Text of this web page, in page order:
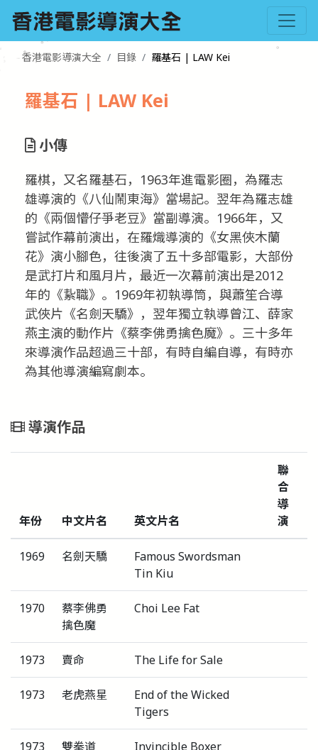
香港電影導演大全 目錄 羅基石 | LAW Kei
羅基石 | LAW Kei
小傳
羅棋，又名羅基石，1963年進電影圈，為羅志
雄導演的《八仙鬧東海》當場記。翌年為羅志雄
的《兩個懵仔爭老豆》當副導演。1966年，又
嘗試作幕前演出，在羅熾導演的《女黑俠木蘭
花》演小腳色，往後演了五十多部電影，大部份
是武打片和風月片，最近一次幕前演出是2012
年的《紥職》。1969年初執導筒，與蕭笙合導
武俠片《名劍天驕》，翌年獨立執導曾江、薛家
燕主演的動作片《蔡李佛勇擒色魔》。三十多年
來導演作品超過三十部，有時自編自導，有時亦
為其他導演編寫劇本。
導演作品
年份 中文片名 英文片名
聯
合
導
演
1969 名劍天驕
Famous Swordsman
Tin Kiu
1970
蔡李佛勇
擒色魔
Choi Lee Fat
1973 賣命 The Life for Sale
1973 老虎燕星
End of the Wicked
Tigers
1973 雙拳道 Invincible Boxer